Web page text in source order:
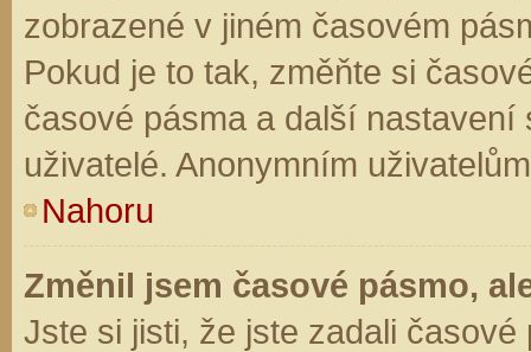
zobrazené v jiném časovém
Pokud je to tak, změňte si
časové pásma a další
uživatelé. Anonymním
Nahoru
Změnil jsem časové pásmo,
Jste si jisti, že jste zadali